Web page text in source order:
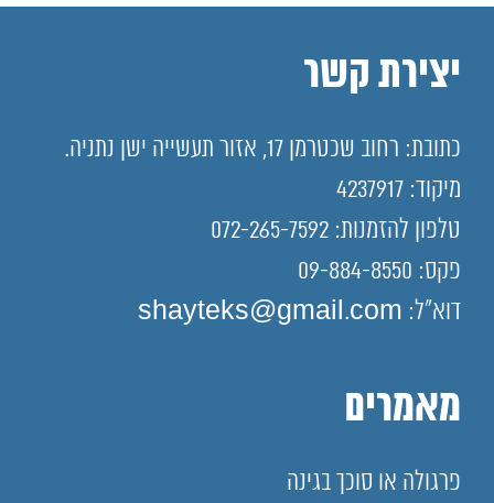
יצירת קשר
כתובת: רחוב שכטרמן 17, אזור תעשייה ישן נתניה.
מיקוד: 4237917
טלפון להזמנות: 072-265-7592
פקס: 09-884-8550
דוא"ל: shayteks@gmail.com
מאמרים
פרגולה או סוכך בגינה